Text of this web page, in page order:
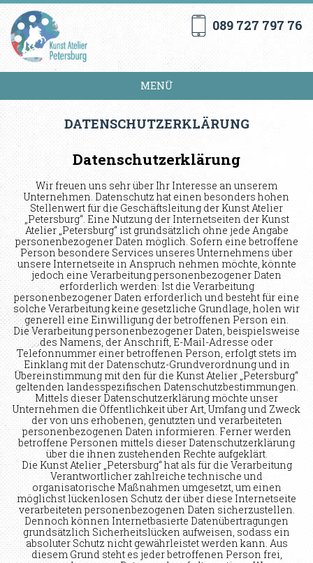
089 727 797 76
MENÜ
DATENSCHUTZERKLÄRUNG
Datenschutzerklärung
Wir freuen uns sehr über Ihr Interesse an unserem
Unternehmen. Datenschutz hat einen besonders hohen
Stellenwert für die Geschäftsleitung der Kunst Atelier
„Petersburg“. Eine Nutzung der Internetseiten der Kunst
Atelier „Petersburg“ ist grundsätzlich ohne jede Angabe
personenbezogener Daten möglich. Sofern eine betroffene
Person besondere Services unseres Unternehmens über
unsere Internetseite in Anspruch nehmen möchte, könnte
jedoch eine Verarbeitung personenbezogener Daten
erforderlich werden. Ist die Verarbeitung
personenbezogener Daten erforderlich und besteht für eine
solche Verarbeitung keine gesetzliche Grundlage, holen wir
generell eine Einwilligung der betroffenen Person ein.
Die Verarbeitung personenbezogener Daten, beispielsweise
des Namens, der Anschrift, E-Mail-Adresse oder
Telefonnummer einer betroffenen Person, erfolgt stets im
Einklang mit der Datenschutz-Grundverordnung und in
Übereinstimmung mit den für die Kunst Atelier „Petersburg“
geltenden landesspezifischen Datenschutzbestimmungen.
Mittels dieser Datenschutzerklärung möchte unser
Unternehmen die Öffentlichkeit über Art, Umfang und Zweck
der von uns erhobenen, genutzten und verarbeiteten
personenbezogenen Daten informieren. Ferner werden
betroffene Personen mittels dieser Datenschutzerklärung
über die ihnen zustehenden Rechte aufgeklärt.
Die Kunst Atelier „Petersburg“ hat als für die Verarbeitung
Verantwortlicher zahlreiche technische und
organisatorische Maßnahmen umgesetzt, um einen
möglichst lückenlosen Schutz der über diese Internetseite
verarbeiteten personenbezogenen Daten sicherzustellen.
Dennoch können Internetbasierte Datenübertragungen
grundsätzlich Sicherheitslücken aufweisen, sodass ein
absoluter Schutz nicht gewährleistet werden kann. Aus
diesem Grund steht es jeder betroffenen Person frei,